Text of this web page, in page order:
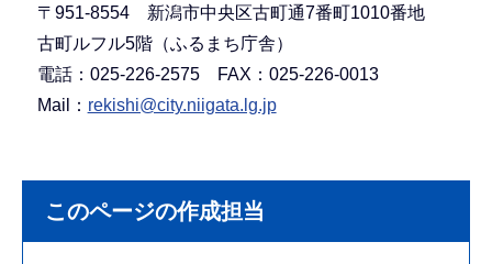
〒951-8554 新潟市中央区古町通7番町1010番地
古町ルフル5階（ふるまち庁舎）
電話：025-226-2575 FAX：025-226-0013
Mail： rekishi@city.niigata.lg.jp
このページの作成担当